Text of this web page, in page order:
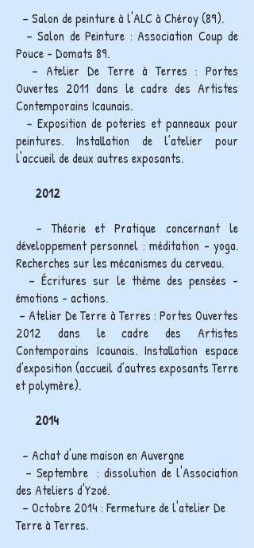
– Salon de peinture à l'ALC à Chéroy (89).
– Salon de Peinture : Association Coup de
Pouce - Domats 89.
– Atelier De Terre à Terres : Portes
Ouvertes 2011 dans le cadre des Artistes
Contemporains Icaunais.
– Exposition de poteries et panneaux pour
peintures. Installation de l’atelier pour
l'accueil de deux autres exposants.
2012
– Théorie et Pratique concernant le
développement personnel : méditation - yoga.
Recherches sur les mécanismes du cerveau.
– Écritures sur le thème des pensées -
émotions - actions.
– Atelier De Terre à Terres : Portes Ouvertes
2012 dans le cadre des Artistes
Contemporains Icaunais. Installation espace
d’exposition (accueil d’autres exposants Terre
et polymère).
2014
– Achat d'une maison en Auvergne
– Septembre : dissolution de l'Association
des Ateliers d'Yzoé.
– Octobre 2014 : Fermeture de l'atelier De
Terre à Terres.